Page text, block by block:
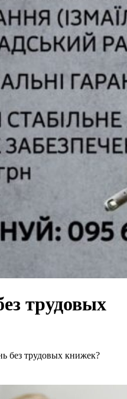
трудовых
без трудовых книжек?